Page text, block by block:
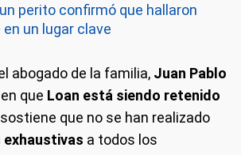
perito confirmó que hallaron
un lugar clave
abogado de la familia, Juan Pablo
que Loan está siendo retenido
que no se han realizado
a todos los